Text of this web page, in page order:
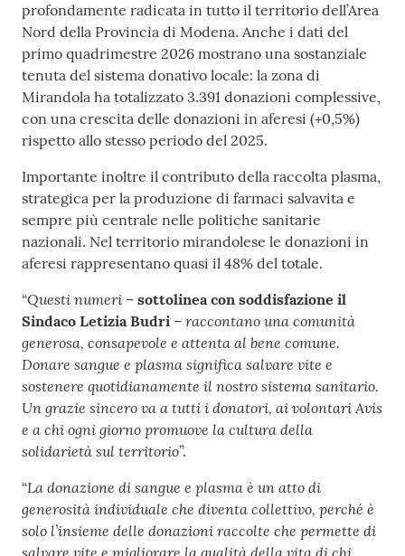
profondamente radicata in tutto il territorio dell’Area
Nord della Provincia di Modena. Anche i dati del
primo quadrimestre 2026 mostrano una sostanziale
tenuta del sistema donativo locale: la zona di
Mirandola ha totalizzato 3.391 donazioni complessive,
con una crescita delle donazioni in aferesi (+0,5%)
rispetto allo stesso periodo del 2025.
Importante inoltre il contributo della raccolta plasma,
strategica per la produzione di farmaci salvavita e
sempre più centrale nelle politiche sanitarie
nazionali. Nel territorio mirandolese le donazioni in
aferesi rappresentano quasi il 48% del totale.
“Questi numeri – sottolinea con soddisfazione il
Sindaco Letizia Budri – raccontano una comunità
generosa, consapevole e attenta al bene comune.
Donare sangue e plasma significa salvare vite e
sostenere quotidianamente il nostro sistema sanitario.
Un grazie sincero va a tutti i donatori, ai volontari Avis
e a chi ogni giorno promuove la cultura della
solidarietà sul territorio”.
“La donazione di sangue e plasma è un atto di
generosità individuale che diventa collettivo, perché è
solo l’insieme delle donazioni raccolte che permette di
salvare vite e migliorare la qualità della vita di chi